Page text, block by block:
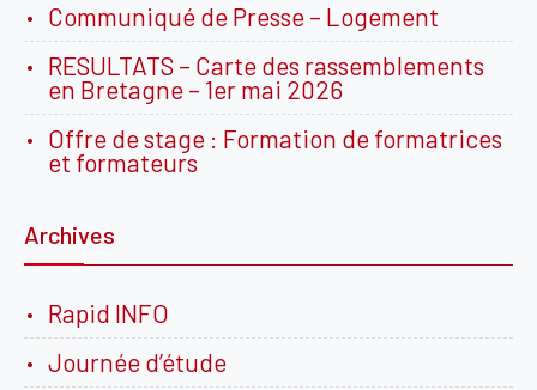
Communiqué de Presse – Logement
RESULTATS – Carte des rassemblements
en Bretagne – 1er mai 2026
Offre de stage : Formation de formatrices
et formateurs
Archives
Rapid INFO
Journée d’étude